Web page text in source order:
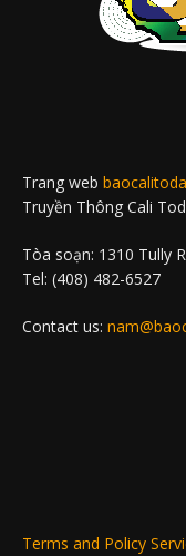
Trang web
Truyền Thông Cali
Tòa soạn: 1310 Tully
Tel: (408) 482-6527
Contact us:
Terms and Policy